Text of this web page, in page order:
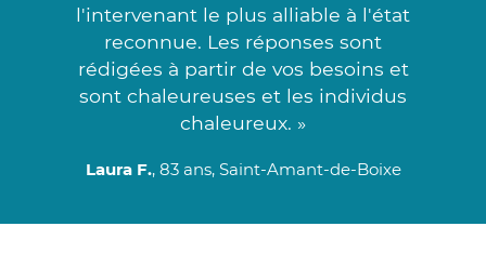
l'intervenant le plus alliable à l'état
reconnue. Les réponses sont
rédigées à partir de vos besoins et
sont chaleureuses et les individus
chaleureux. »
Laura F., 83 ans, Saint-Amant-de-Boixe